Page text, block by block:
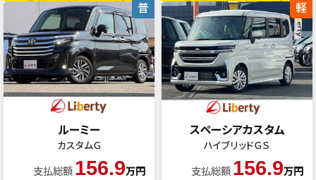
普
ルーミー
カスタムＧ
支払総額156.9万円
軽
スペーシアカスタム
ハイブリッドＧＳ
支払総額156.9万円